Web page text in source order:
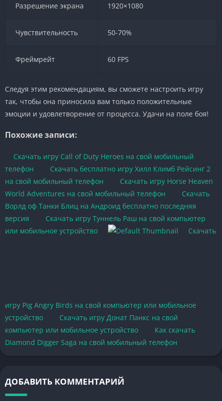
Разрешение экрана 1920×1080
Чувствительность 50-70%
Фреймрейт 60 FPS
Следуя этим рекомендациям, вы сможете настроить игру
так, чтобы она приносила вам только положительные
эмоции и удовлетворение от процесса. Удачи на поле боя!
Похожие записи:
Скачать игру Call of Duty Heroes на свой мобильный
телефон
Скачать бесплатно игру Хилл Климб Рейсинг 2
на свой мобильный телефон
Скачать игру Horse Heaven
World Adventures на свой мобильный телефон
Скачать
Ворлд оф Танки Блиц на Андроид бесплатно последняя
версия
Скачать игру Туннель Раш на свой компьютер
или мобильное устройство
Скачать
игру Pig Angry Birds на свой компьютер или мобильное
устройство
Скачать игру Донат Панкс на свой
компьютер или мобильное устройство
Как скачать
Diamond Digger Saga на свой мобильный телефон
ДОБАВИТЬ КОММЕНТАРИЙ